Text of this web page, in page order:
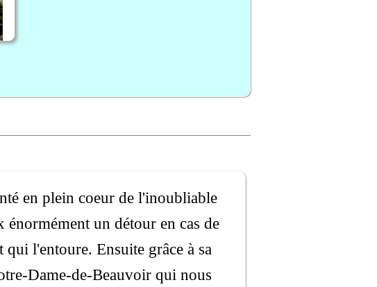
en plein coeur de l'inoubliable
un détour en cas de
l'entoure. Ensuite grâce à sa
Dame-de-Beauvoir qui nous